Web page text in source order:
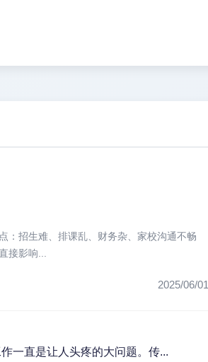
：招生难、排课乱、财务杂、家校沟通不畅
接影响...
2025/06/01
一直是让人头疼的大问题。传...